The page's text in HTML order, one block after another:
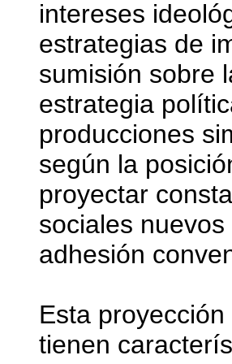
intereses
estrategias de
sumisión sobre
estrategia
producciones
según la
proyectar
sociales
adhesión
Esta
tienen